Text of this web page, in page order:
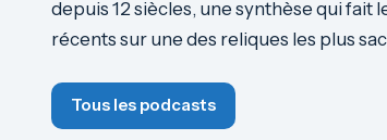
depuis 12 siècles, une synthèse qui fait
récents sur une des reliques les plus
Tous les podcasts